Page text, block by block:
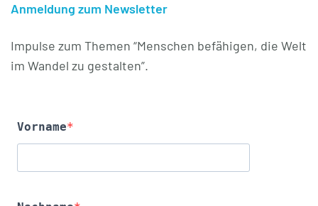
Anmeldung zum Newsletter
Impulse zum Themen “Menschen befähigen, die Welt
im Wandel zu gestalten”.